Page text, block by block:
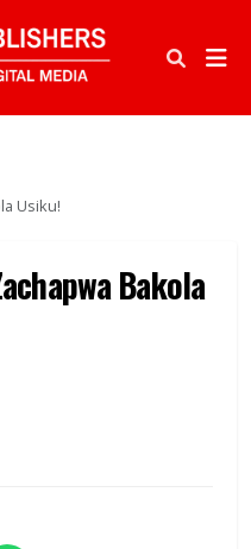
Usiku!
Bakola